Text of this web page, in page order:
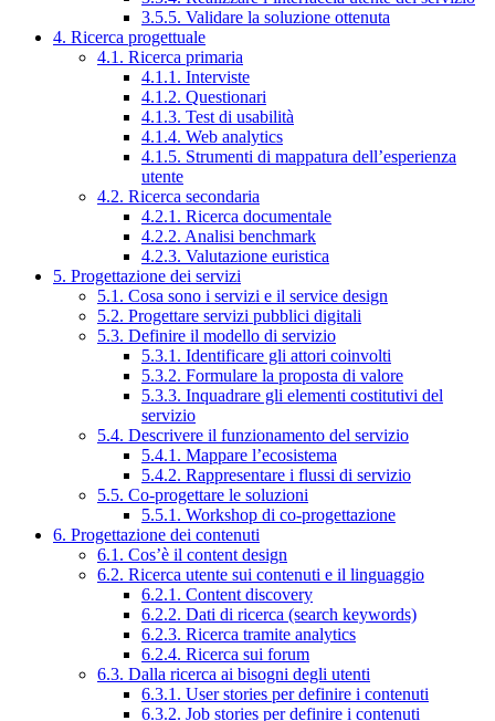
3.5.5. Validare la soluzione ottenuta
4. Ricerca progettuale
4.1. Ricerca primaria
4.1.1. Interviste
4.1.2. Questionari
4.1.3. Test di usabilità
4.1.4. Web analytics
4.1.5. Strumenti di mappatura dell’esperienza
utente
4.2. Ricerca secondaria
4.2.1. Ricerca documentale
4.2.2. Analisi benchmark
4.2.3. Valutazione euristica
5. Progettazione dei servizi
5.1. Cosa sono i servizi e il service design
5.2. Progettare servizi pubblici digitali
5.3. Definire il modello di servizio
5.3.1. Identificare gli attori coinvolti
5.3.2. Formulare la proposta di valore
5.3.3. Inquadrare gli elementi costitutivi del
servizio
5.4. Descrivere il funzionamento del servizio
5.4.1. Mappare l’ecosistema
5.4.2. Rappresentare i flussi di servizio
5.5. Co-progettare le soluzioni
5.5.1. Workshop di co-progettazione
6. Progettazione dei contenuti
6.1. Cos’è il content design
6.2. Ricerca utente sui contenuti e il linguaggio
6.2.1. Content discovery
6.2.2. Dati di ricerca (search keywords)
6.2.3. Ricerca tramite analytics
6.2.4. Ricerca sui forum
6.3. Dalla ricerca ai bisogni degli utenti
6.3.1. User stories per definire i contenuti
6.3.2. Job stories per definire i contenuti